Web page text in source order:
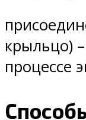
крыльцо)
процессе